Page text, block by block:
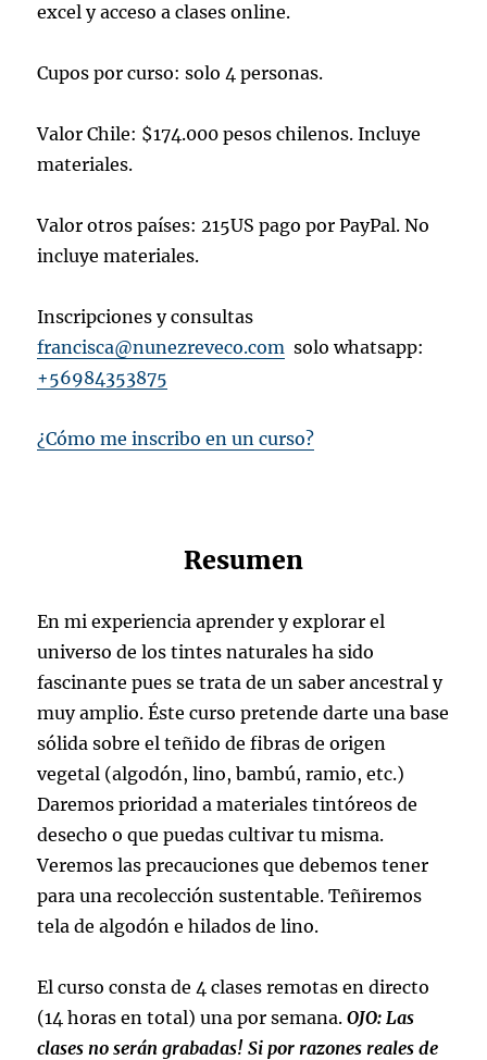
excel y acceso a clases online.
Cupos por curso: solo 4 personas.
Valor Chile: $174.000 pesos chilenos. Incluye
materiales.
Valor otros países: 215US pago por PayPal. No
incluye materiales.
Inscripciones y consultas
francisca@nunezreveco.com solo whatsapp:
+56984353875
¿Cómo me inscribo en un curso?
Resumen
En mi experiencia aprender y explorar el
universo de los tintes naturales ha sido
fascinante pues se trata de un saber ancestral y
muy amplio. Éste curso pretende darte una base
sólida sobre el teñido de fibras de origen
vegetal (algodón, lino, bambú, ramio, etc.)
Daremos prioridad a materiales tintóreos de
desecho o que puedas cultivar tu misma.
Veremos las precauciones que debemos tener
para una recolección sustentable. Teñiremos
tela de algodón e hilados de lino.
El curso consta de 4 clases remotas en directo
(14 horas en total) una por semana.OJO: Las
clases no serán grabadas! Si por razones reales de